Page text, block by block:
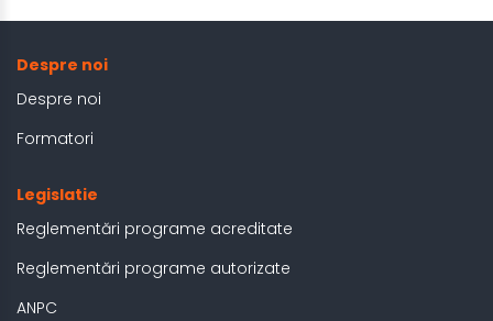
Despre noi
Despre noi
Formatori
Legislatie
Reglementări programe acreditate
Reglementări programe autorizate
ANPC